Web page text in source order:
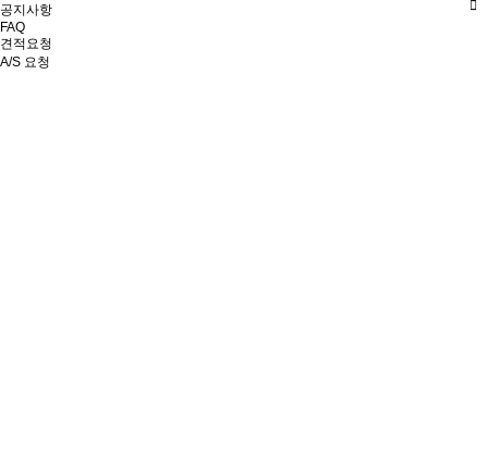
공지사항
FAQ
견적요청
A/S 요청